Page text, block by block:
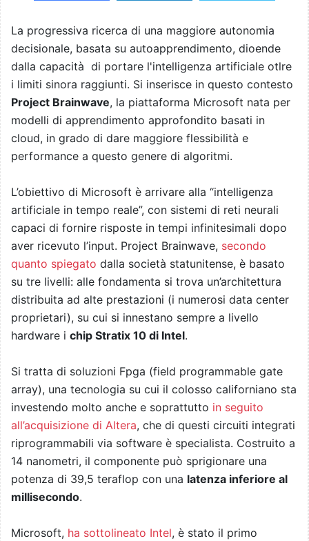
La progressiva ricerca di una maggiore autonomia
decisionale, basata su autoapprendimento, dioende
dalla capacità di portare l'intelligenza artificiale otlre
i limiti sinora raggiunti. Si inserisce in questo contesto
Project Brainwave, la piattaforma Microsoft nata per
modelli di apprendimento approfondito basati in
cloud, in grado di dare maggiore flessibilità e
performance a questo genere di algoritmi.
L’obiettivo di Microsoft è arrivare alla “intelligenza
artificiale in tempo reale”, con sistemi di reti neurali
capaci di fornire risposte in tempi infinitesimali dopo
aver ricevuto l’input. Project Brainwave, secondo
quanto spiegato dalla società statunitense, è basato
su tre livelli: alle fondamenta si trova un’architettura
distribuita ad alte prestazioni (i numerosi data center
proprietari), su cui si innestano sempre a livello
hardware i chip Stratix 10 di Intel.
Si tratta di soluzioni Fpga (field programmable gate
array), una tecnologia su cui il colosso californiano sta
investendo molto anche e soprattutto in seguito
all’acquisizione di Altera, che di questi circuiti integrati
riprogrammabili via software è specialista. Costruito a
14 nanometri, il componente può sprigionare una
potenza di 39,5 teraflop con una latenza inferiore al
millisecondo.
Microsoft, ha sottolineato Intel, è stato il primo